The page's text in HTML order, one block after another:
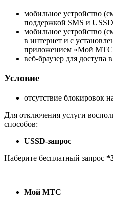
мобильное устройство
поддержкой SMS и
мобильное устройство
в интернет и с
приложением «Мой
веб-браузер для доступа
Условие
отсутствие блокировок
Для отключения услуги
способов:
USSD-запрос
Наберите бесплатный запрос
Мой МТС